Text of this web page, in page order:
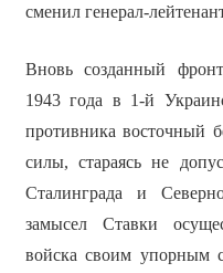
сменил генерал-
Вновь созданный
1943 года в 1-й
противника восточный
силы, стараясь не
Сталинграда и
замысел Ставки
войска своим упорным